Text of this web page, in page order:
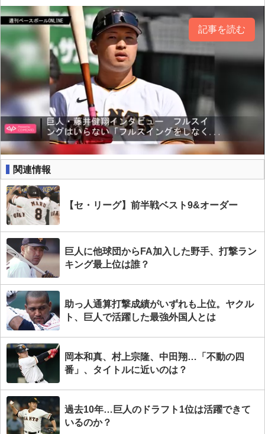
記事を読む
関連情報
【セ・リーグ】前半戦ベスト9&オーダー
巨人に他球団からFA加入した野手、打撃ラン
キング最上位は誰？
助っ人通算打撃成績がいずれも上位。ヤクル
ト、巨人で活躍した最強外国人とは
岡本和真、村上宗隆、中田翔…「不動の四
番」、タイトルに近いのは？
過去10年…巨人のドラフト1位は活躍できて
いるのか？